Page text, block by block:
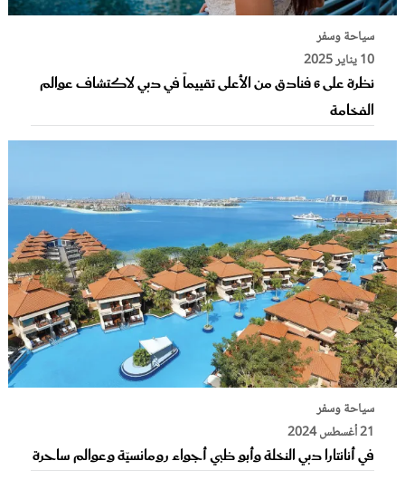
سياحة وسفر
10 يناير 2025
نظرة على 6 فنادق من الأعلى تقييماً في دبي لاكتشاف عوالم
الفخامة
سياحة وسفر
21 أغسطس 2024
في أنانتارا دبي النخلة وأبو ظبي أجواء رومانسيّة وعوالم ساحرة